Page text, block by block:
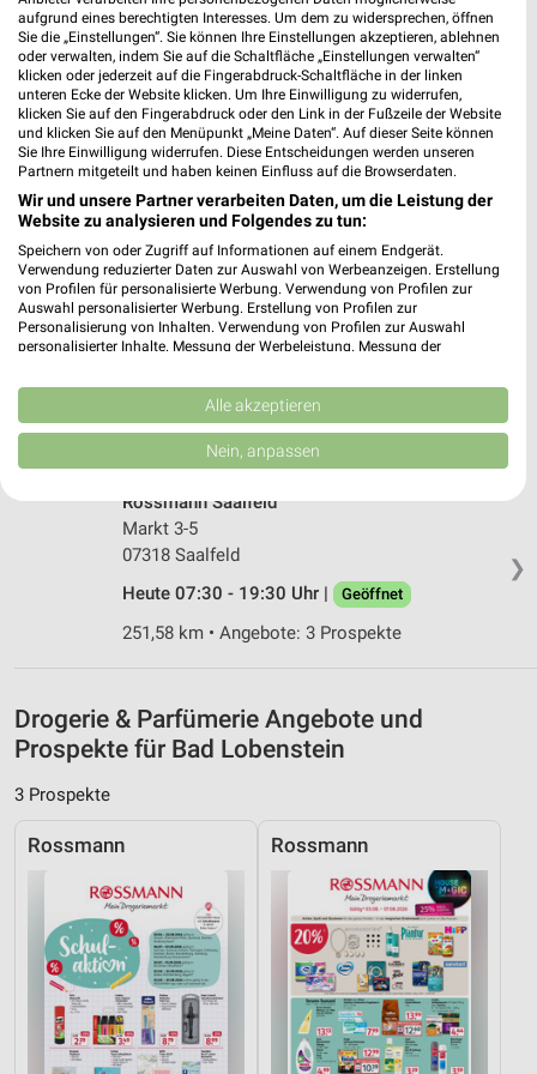
266,90 km
Rossmann Pößneck
Breite Str. 41
07381 Pößneck
Heute 08:00 - 18:00 Uhr |
Geöffnet
238,32 km • Angebote: 3 Prospekte
dm Münchberg
August-Horch-Straße 20
95213 Münchberg
Heute 08:00 - 20:00 Uhr | Geöffnet
281,37 km
❯
Rossmann Saalfeld
Markt 3-5
07318 Saalfeld
Heute 07:30 - 19:30 Uhr |
Geöffnet
251,58 km • Angebote: 3 Prospekte
Drogerie & Parfümerie Angebote und
Prospekte für Bad Lobenstein
3 Prospekte
Rossmann Rossmann
aufgrund eines berechtigten Interesses. Um dem zu widersprechen, öffnen
Sie die „Einstellungen“. Sie können Ihre Einstellungen akzeptieren, ablehnen
oder verwalten, indem Sie auf die Schaltfläche „Einstellungen verwalten“
klicken oder jederzeit auf die Fingerabdruck-Schaltfläche in der linken
unteren Ecke der Website klicken. Um Ihre Einwilligung zu widerrufen,
klicken Sie auf den Fingerabdruck oder den Link in der Fußzeile der Website
und klicken Sie auf den Menüpunkt „Meine Daten“. Auf dieser Seite können
Sie Ihre Einwilligung widerrufen. Diese Entscheidungen werden unseren
Partnern mitgeteilt und haben keinen Einfluss auf die Browserdaten.
Wir und unsere Partner verarbeiten Daten, um die Leistung der
Website zu analysieren und Folgendes zu tun:
Speichern von oder Zugriff auf Informationen auf einem Endgerät.
Verwendung reduzierter Daten zur Auswahl von Werbeanzeigen. Erstellung
von Profilen für personalisierte Werbung. Verwendung von Profilen zur
Auswahl personalisierter Werbung. Erstellung von Profilen zur
Personalisierung von Inhalten. Verwendung von Profilen zur Auswahl
personalisierter Inhalte. Messung der Werbeleistung. Messung der
Kombinationen von Daten aus verschiedenen Quellen. Entwicklung und
Verbesserung der Angebote. Verwendung reduzierter Daten zur Auswahl
von Inhalten.
Daten können außerhalb der Europäischen Union weitergegeben und in die
USA gesendet werden.
Website/App.
Partnerliste anzeigen (1 IAB-Anbieter)
IAB-Verarbeitungszwecke:
Speichern von oder Zugriff auf Informationen
Verwendung reduzierter Daten zur Auswahl von
Werbeanzeigen
Werbung
Verwendung von Profilen zur Auswahl
Erstellung von Profilen zur Personalisierung
von Inhalten
Verwendung von Profilen zur Auswahl
personalisierter Inhalte
Messung der Werbeleistung
Alle akzeptieren
Nein, anpassen